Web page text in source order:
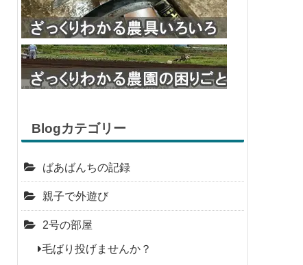
Blogカテゴリー
ばあばんちの記録
親子で外遊び
2号の部屋
毛ばり投げませんか？